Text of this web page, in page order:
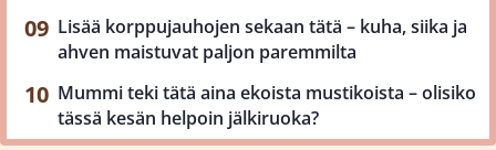
Lisää korppujauhojen sekaan tätä – kuha, siika ja
ahven maistuvat paljon paremmilta
Mummi teki tätä aina ekoista mustikoista – olisiko
tässä kesän helpoin jälkiruoka?